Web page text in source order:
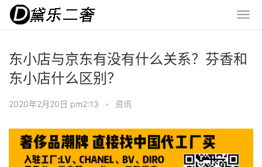
东小店与京东有没有什么关系？芬香和
东小店什么区别？
2020年2月20日 pm2:13 • 资讯